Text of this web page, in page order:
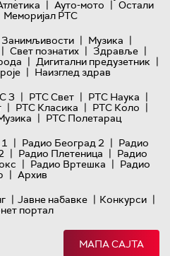
| Ауто-мото | Остали
Меморијал РТС
Занимљивости | Музика |
| Свет познатих | Здравље |
| Дигитални предузетник |
| Наизглед здрав
3 | РТС Свет | РТС Наука |
| РТС Класика | РТС Коло |
| РТС Полетарац
| Радио Београд 2 | Радио
| Радио Плетеница | Радио
| Радио Вртешка | Радио
| Архив
| Јавне набавке | Конкурси |
портал
МАПА САЈТА